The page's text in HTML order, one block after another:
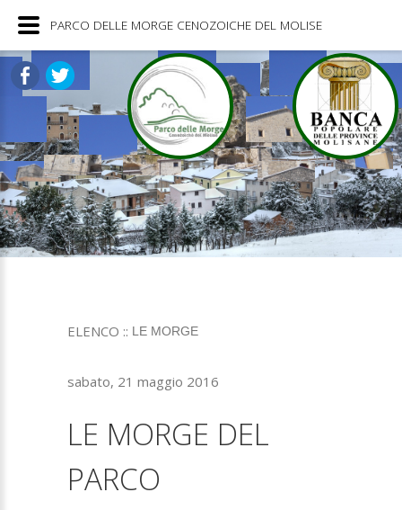
ELENCO :: LE MORGE
sabato, 21 maggio 2016
LE MORGE DEL
PARCO
PARCO DELLE MORGE CENOZOICHE DEL MOLISE